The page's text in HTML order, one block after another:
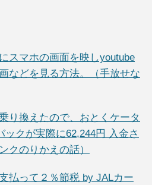
スマホの画面を映しyoutube
などを見る方法。（手放せな
り換えたので、おとくケータ
ックが実際に62,244円 入金さ
クのりかえの話）
払って２％節税 by JALカー